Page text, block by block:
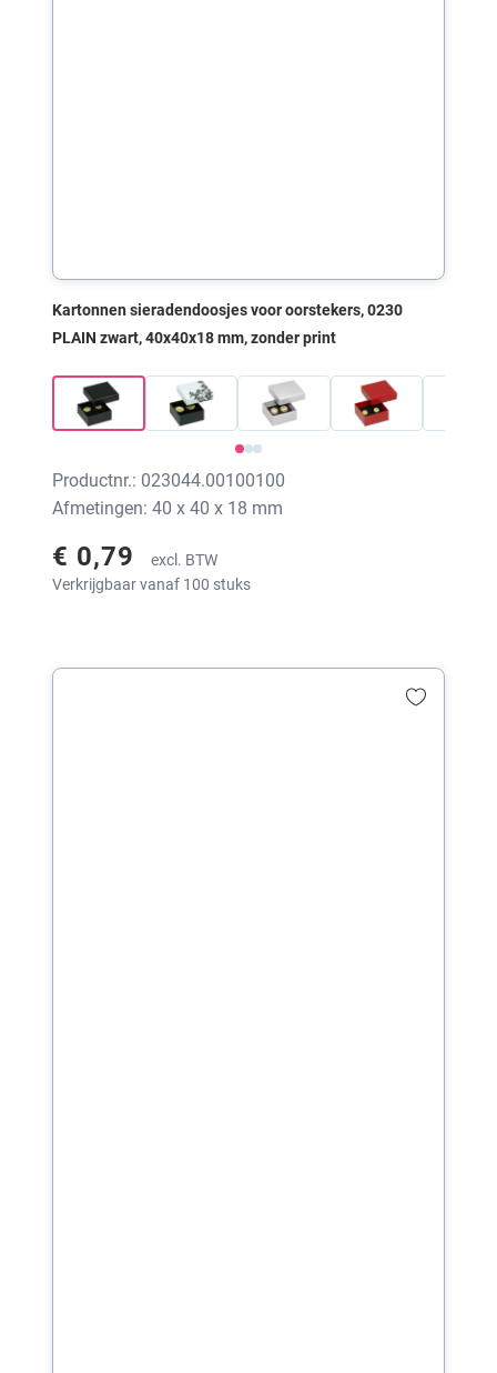
Kartonnen sieradendoosjes voor oorstekers, 0230
PLAIN zwart, 40x40x18 mm, zonder print
Productnr.: 023044.00100100
Afmetingen: 40 x 40 x 18 mm
€ 0,79
excl. BTW
Verkrijgbaar vanaf 100 stuks